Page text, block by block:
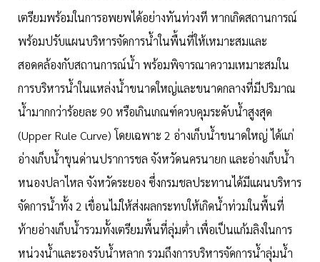
เตรียมพร้อมในการอพยพได้อย่างทันท่วงที หากเกิดสถานการณ์
พร้อมปรับแผนบริหารจัดการน้ำในพื้นที่ให้เหมาะสมและ
สอดคล้องกับสถานการณ์น้ำ พร้อมพิจารณาความเหมาะสมใน
การบริหารน้ำในแหล่งน้ำขนาดใหญ่และขนาดกลางที่มีปริมาณ
น้ำมากกว่าร้อยละ 90 หรือเกินเกณฑ์ควบคุมระดับน้ำสูงสุด
(Upper Rule Curve) โดยเฉพาะ 2 อ่างเก็บน้ำขนาดใหญ่ ได้แก่
อ่างเก็บน้ำขุนด่านปราการชล จังหวัดนครนายก และอ่างเก็บน้ำ
หนองปลาไหล จังหวัดระยอง ซึ่งกรมชลประทานได้มีแผนบริหาร
จัดการน้ำทั้ง 2 เขื่อนไม่ให้ส่งผลกระทบให้เกิดน้ำท่วมในพื้นที่
ท้ายอ่างเก็บน้ำรวมทั้งเตรียมพื้นที่ลุ่มต่ำ เพื่อเป็นแก้มลิงในการ
หน่วงน้ำและรองรับน้ำหลาก รวมถึงการบริหารจัดการน้ำลุ่มน้ำ